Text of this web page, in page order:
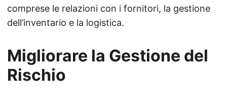
comprese le relazioni con i fornitori, la gestione
dell’inventario e la logistica.
Migliorare la Gestione del
Rischio